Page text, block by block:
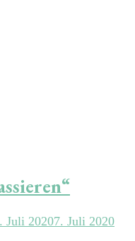
Juli 20207. Juli 2020